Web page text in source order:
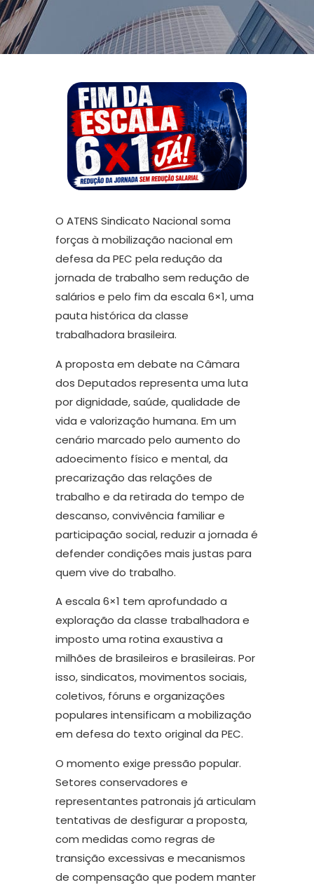
O ATENS Sindicato Nacional soma
forças à mobilização nacional em
defesa da PEC pela redução da
jornada de trabalho sem redução de
salários e pelo fim da escala 6×1, uma
pauta histórica da classe
trabalhadora brasileira.
A proposta em debate na Câmara
dos Deputados representa uma luta
por dignidade, saúde, qualidade de
vida e valorização humana. Em um
cenário marcado pelo aumento do
adoecimento físico e mental, da
precarização das relações de
trabalho e da retirada do tempo de
descanso, convivência familiar e
participação social, reduzir a jornada é
defender condições mais justas para
quem vive do trabalho.
A escala 6×1 tem aprofundado a
exploração da classe trabalhadora e
imposto uma rotina exaustiva a
milhões de brasileiros e brasileiras. Por
isso, sindicatos, movimentos sociais,
coletivos, fóruns e organizações
populares intensificam a mobilização
em defesa do texto original da PEC.
O momento exige pressão popular.
Setores conservadores e
representantes patronais já articulam
tentativas de desfigurar a proposta,
com medidas como regras de
transição excessivas e mecanismos
de compensação que podem manter